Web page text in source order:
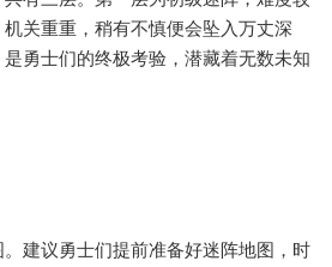
关重重，稍有不慎便会坠入万丈深
勇士们的终极考验，潜藏着无数未知
建议勇士们提前准备好迷阵地图，时